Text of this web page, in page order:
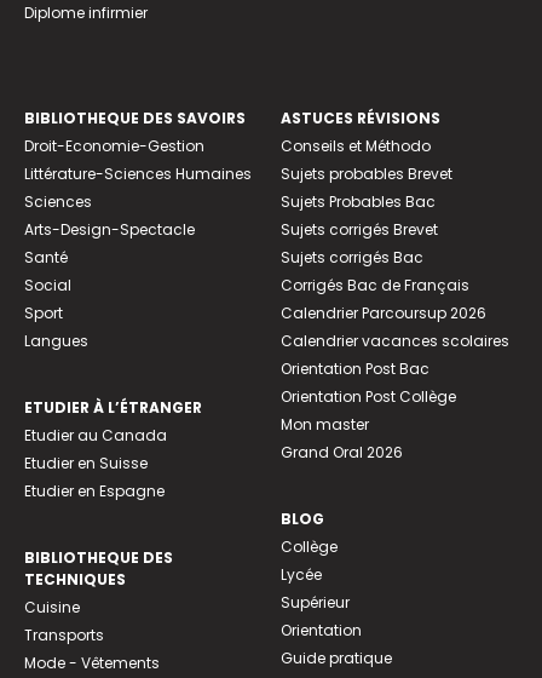
Diplome infirmier
BIBLIOTHEQUE DES SAVOIRS
Droit-Economie-Gestion
Littérature-Sciences Humaines
Sciences
Arts-Design-Spectacle
Santé
Social
Sport
Langues
ETUDIER À L’ÉTRANGER
Etudier au Canada
Etudier en Suisse
Etudier en Espagne
BIBLIOTHEQUE DES
TECHNIQUES
Cuisine
Transports
Mode - Vêtements
ASTUCES RÉVISIONS
Conseils et Méthodo
Sujets probables Brevet
Sujets Probables Bac
Sujets corrigés Brevet
Sujets corrigés Bac
Corrigés Bac de Français
Calendrier Parcoursup 2026
Calendrier vacances scolaires
Orientation Post Bac
Orientation Post Collège
Mon master
Grand Oral 2026
BLOG
Collège
Lycée
Supérieur
Orientation
Guide pratique